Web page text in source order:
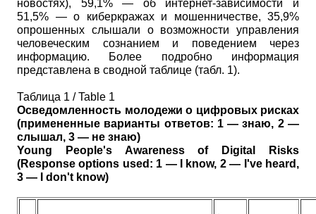
новостях), 59,1% — об интернет-зависимости и
51,5% — о киберкражах и мошенничестве, 35,9%
опрошенных слышали о возможности управления
человеческим сознанием и поведением через
информацию. Более подробно информация
представлена в сводной таблице (табл. 1).
Таблица 1 / Table 1
Осведомленность молодежи о цифровых рисках
(примененные варианты ответов: 1 — знаю, 2 —
слышал, 3 — не знаю)
Young People's Awareness of Digital Risks
(Response options used: 1 — I know, 2 — I've heard,
3 — I don't know)